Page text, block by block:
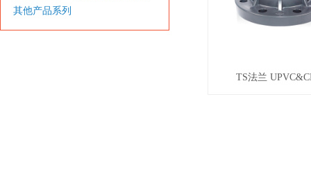
其他产品系列
TS法兰